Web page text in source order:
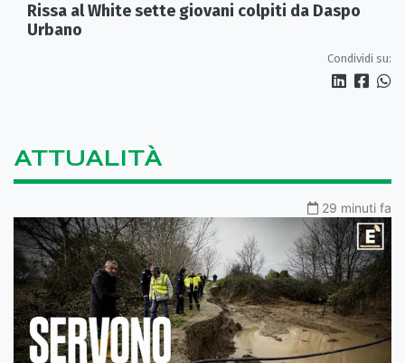
Rissa al White sette giovani colpiti da Daspo
Urbano
Condividi su:
ATTUALITÀ
29 minuti fa